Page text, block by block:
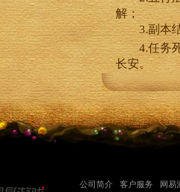
解；
3.副本结
4.任务死
长安。
公司简介 客户服务
网易